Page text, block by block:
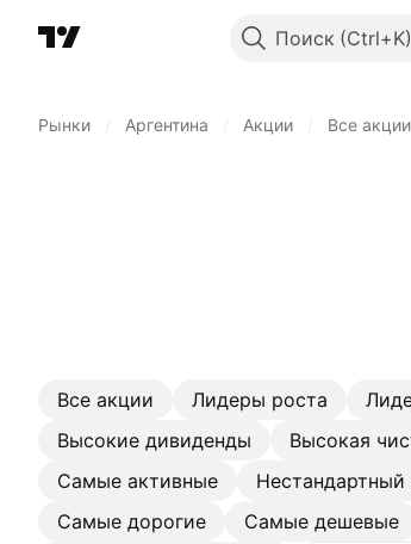
Поиск
Рынки Аргентина Акции Все акции
Все акции Лидеры роста
Высокие дивиденды
Высокая
Самые активные
Нестандартный
Самые дорогие
Самые дешевые